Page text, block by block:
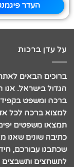
העדר
על עדן ברכות
ברוכים הבאים
הגדול בישראל. אנו
ברכה ומשפט
למצוא ברכה לכל
תמצאו משפטים יפים,
כתיבה שונים שאנו
שכתבנו עבורכם,
לתשחצים ותשבצים